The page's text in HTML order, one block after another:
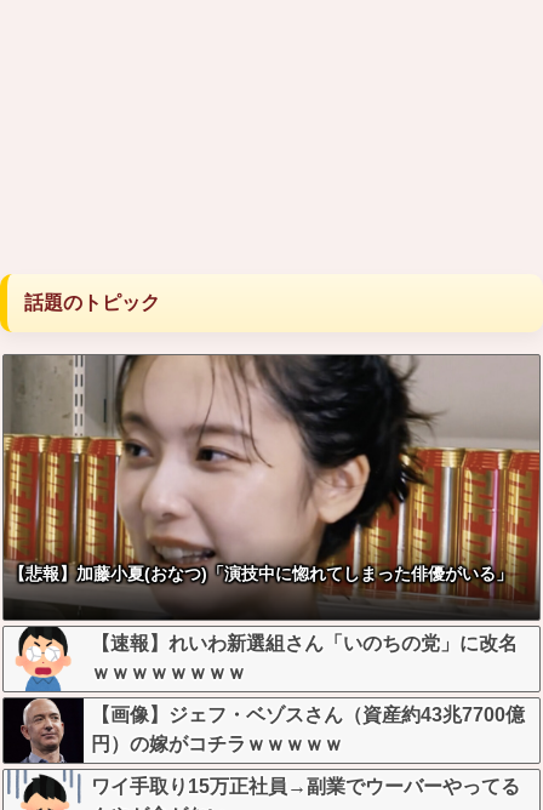
話題のトピック
【悲報】加藤小夏(おなつ)「演技中に惚れてしまった俳優がいる」
【速報】れいわ新選組さん「いのちの党」に改名
ｗｗｗｗｗｗｗｗ
【画像】ジェフ・ベゾスさん（資産約43兆7700億
円）の嫁がコチラｗｗｗｗｗ
ワイ手取り15万正社員→副業でウーバーやってる